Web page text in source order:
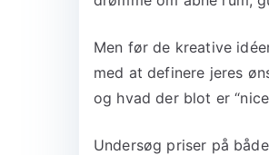
Men før de kreative
med at definere jeres
og hvad der blot er “nice
Undersøg priser på